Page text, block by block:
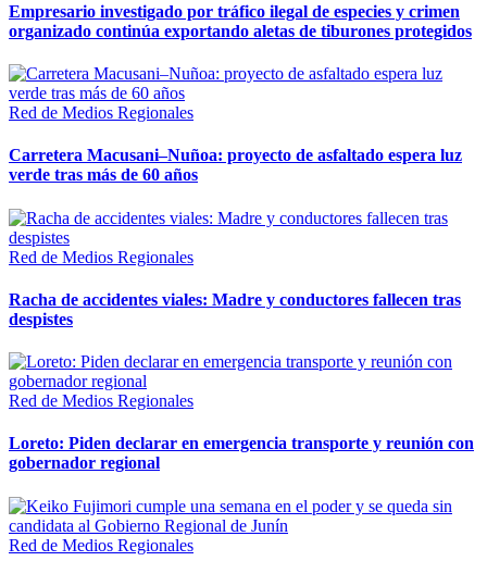
Empresario investigado por tráfico ilegal de especies y crimen
organizado continúa exportando aletas de tiburones protegidos
Red de Medios Regionales
Carretera Macusani–Nuñoa: proyecto de asfaltado espera luz
verde tras más de 60 años
Red de Medios Regionales
Racha de accidentes viales: Madre y conductores fallecen tras
despistes
Red de Medios Regionales
Loreto: Piden declarar en emergencia transporte y reunión con
gobernador regional
Red de Medios Regionales